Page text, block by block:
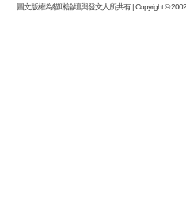
圖文版權為貓咪論壇與發文人所共有 | Copyright ©